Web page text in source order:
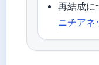
再結成に
ニチアネ